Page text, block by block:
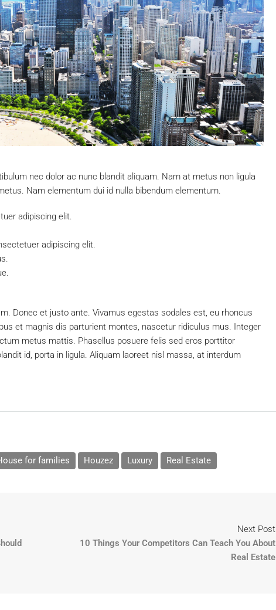
nec dolor ac nunc blandit aliquam. Nam at metus non ligula
Nam elementum dui id nulla bibendum elementum.
adipiscing elit.
adipiscing elit.
Donec et justo ante. Vivamus egestas sodales est, eu rhoncus
et magnis dis parturient montes, nascetur ridiculus mus. Integer
metus mattis. Phasellus posuere felis sed eros porttitor
id, porta in ligula. Aliquam laoreet nisl massa, at interdum
for families Houzez Luxury Real Estate
Next Post
10 Things Your Competitors Can Teach You About
Real Estate